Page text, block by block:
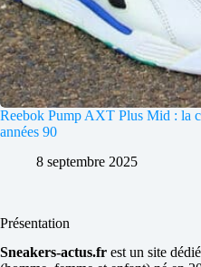
Reebok Pump AXT Plus Mid : la
années 90
8 septembre 2025
Présentation
Sneakers-actus.fr est un site